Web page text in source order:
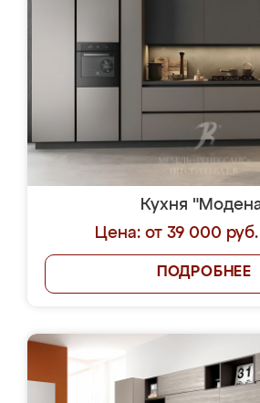
Кухня
Цена: от 39 000
ПОДРОБНЕЕ